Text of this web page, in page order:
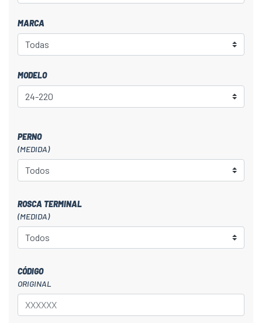
MARCA
MODELO
PERNO
(MEDIDA)
ROSCA TERMINAL
(MEDIDA)
CÓDIGO
ORIGINAL